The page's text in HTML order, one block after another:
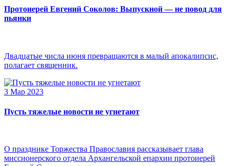
Протоиерей Евгений Соколов: Выпускной — не повод для
пьянки
Двадцатые числа июня превращаются в малый апокалипсис,
полагает священник.
3 Мар 2023
Пусть тяжелые новости не угнетают
О празднике Торжества Православия рассказывает глава
миссионерского отдела Архангельской епархии протоиерей